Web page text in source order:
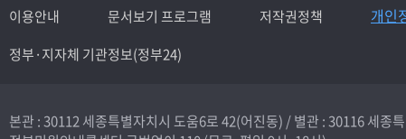
이용안내 문서보기 프로그램 저작권정책 개인
정부·지자체 기관정보(정부24)
본관 : 30112 세종특별자치시 도움6로 42(어진동) /별관 : 30116 세종